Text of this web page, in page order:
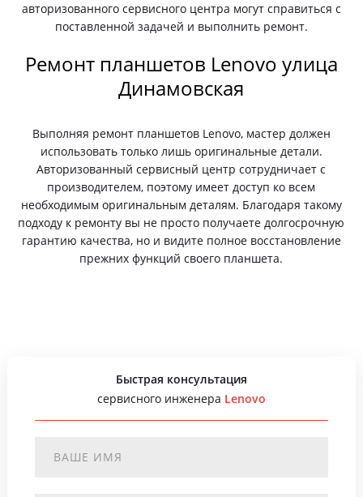
авторизованного сервисного центра могут справиться с
поставленной задачей и выполнить ремонт.
Ремонт планшетов Lenovo улица
Динамовская
Выполняя ремонт планшетов Lenovo, мастер должен
использовать только лишь оригинальные детали.
Авторизованный сервисный центр сотрудничает с
производителем, поэтому имеет доступ ко всем
необходимым оригинальным деталям. Благодаря такому
подходу к ремонту вы не просто получаете долгосрочную
гарантию качества, но и видите полное восстановление
прежних функций своего планшета.
Быстрая консультация
сервисного инженера Lenovo